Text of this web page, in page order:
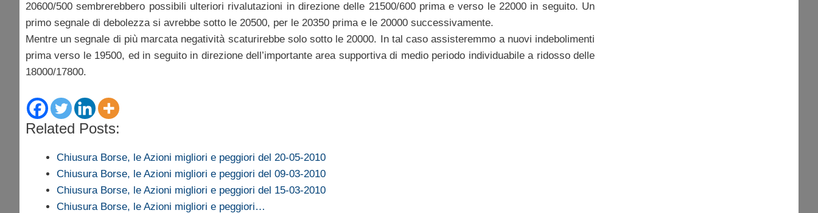
20600/500 sembrerebbero possibili ulteriori rivalutazioni in direzione delle 21500/600 prima e verso le 22000 in seguito. Un
primo segnale di debolezza si avrebbe sotto le 20500, per le 20350 prima e le 20000 successivamente.
Mentre un segnale di più marcata negatività scaturirebbe solo sotto le 20000. In tal caso assisteremmo a nuovi indebolimenti
prima verso le 19500, ed in seguito in direzione dell’importante area supportiva di medio periodo individuabile a ridosso delle
18000/17800.
Related Posts:
Chiusura Borse, le Azioni migliori e peggiori del 20-05-2010
Chiusura Borse, le Azioni migliori e peggiori del 09-03-2010
Chiusura Borse, le Azioni migliori e peggiori del 15-03-2010
Chiusura Borse, le Azioni migliori e peggiori…